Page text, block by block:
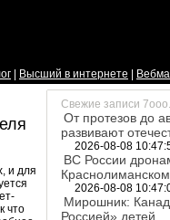
Высший в интернете
и для
что
Свежие записи
От протезов до
развивают
2026-08-08
ВС России
2026-08-08
Мирошник:
Россией» детей